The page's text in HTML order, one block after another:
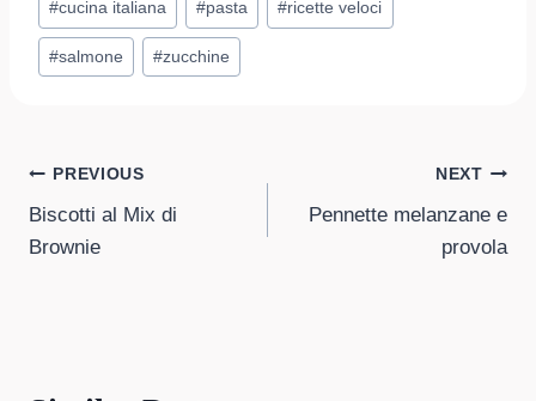
Tags:
#cucina italiana #pasta #ricette veloci
#salmone #zucchine
Post
navigation
PREVIOUS
Biscotti al Mix di
Brownie
NEXT
Pennette melanzane e
provola